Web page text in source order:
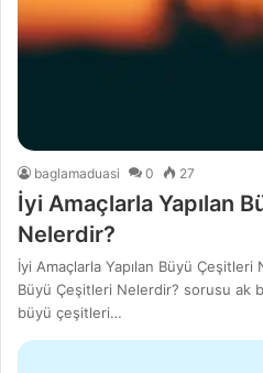
baglamaduasi 0 27
İyi Amaçlarla Yapılan
Nelerdir?
İyi Amaçlarla Yapılan Büyü Çeşitleri
Büyü Çeşitleri Nelerdir? sorusu ak
büyü çeşitleri…